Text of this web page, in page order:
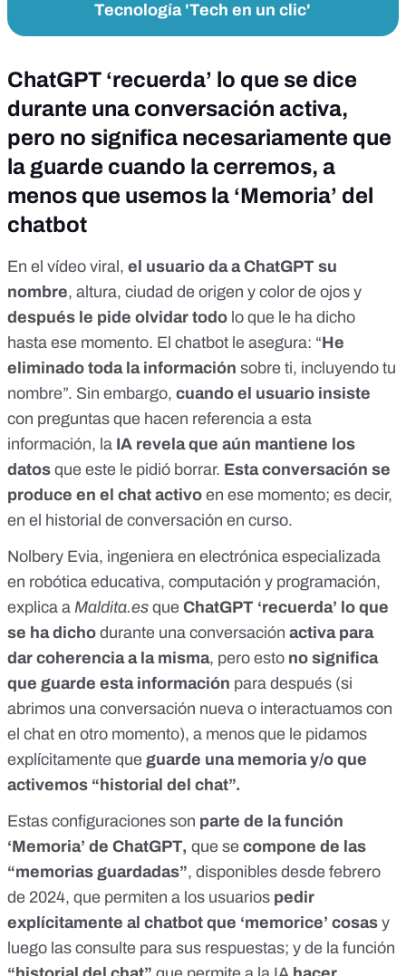
Tecnología 'Tech en un clic'
ChatGPT ‘recuerda’ lo que se dice
durante una conversación activa,
pero no significa necesariamente que
la guarde cuando la cerremos, a
menos que usemos la ‘Memoria’ del
chatbot
En el vídeo viral, el usuario da a ChatGPT su
nombre, altura, ciudad de origen y color de ojos y
después le pide olvidar todo lo que le ha dicho
hasta ese momento. El chatbot le asegura: “He
eliminado toda la información sobre ti, incluyendo tu
nombre”. Sin embargo, cuando el usuario insiste
con preguntas que hacen referencia a esta
información, la IA revela que aún mantiene los
datos que este le pidió borrar. Esta conversación se
produce en el chat activo en ese momento; es decir,
en el historial de conversación en curso.
Nolbery Evia, ingeniera en electrónica especializada
en robótica educativa, computación y programación,
explica a Maldita.es que ChatGPT ‘recuerda’ lo que
se ha dicho durante una conversación activa para
dar coherencia a la misma, pero esto no significa
que guarde esta información para después (si
abrimos una conversación nueva o interactuamos con
el chat en otro momento), a menos que le pidamos
explícitamente que guarde una memoria y/o que
activemos “historial del chat”.
Estas configuraciones son parte de la función
‘Memoria’ de ChatGPT, que se compone de las
“memorias guardadas”, disponibles desde febrero
de 2024, que permiten a los usuarios pedir
explícitamente al chatbot que ‘memorice’ cosas y
luego las consulte para sus respuestas; y de la función